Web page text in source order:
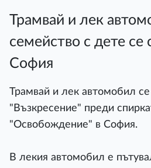
Трамвай и лек
семейство с дете се
София
Трамвай и лек автомобил
"Възкресение" преди
"Освобождение" в София.
В лекия автомобил е